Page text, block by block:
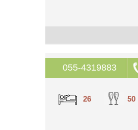
055-4319883
50
26